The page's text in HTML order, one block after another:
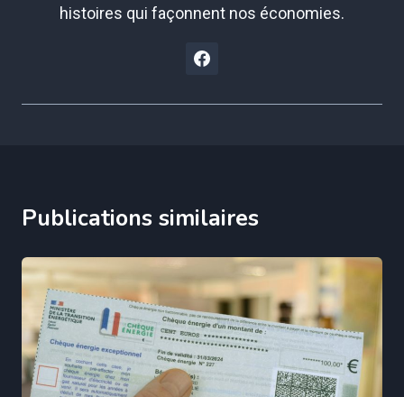
histoires qui façonnent nos économies.
Publications similaires